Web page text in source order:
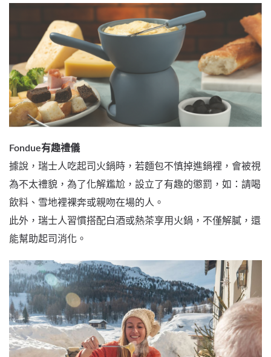
Fondue有趣禮儀
據說，瑞士人吃起司火鍋時，若麵包不慎掉進鍋裡，會被視
為不太禮貌，為了化解尷尬，設立了有趣的懲罰，如：請喝
飲料、雪地裡裸奔或親吻在場的人。
此外，瑞士人習慣搭配白酒或熱茶享用火鍋，不僅解膩，還
能幫助起司消化。